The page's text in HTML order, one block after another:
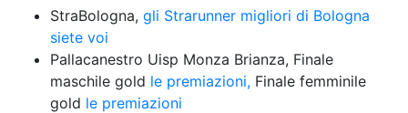
StraBologna, gli Strarunner migliori di Bologna
siete voi
Pallacanestro Uisp Monza Brianza, Finale
maschile gold le premiazioni, Finale femminile
gold le premiazioni